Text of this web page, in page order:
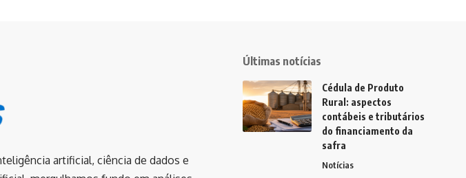
artificial, ciência de dados e
Últimas notícias
Cédula de Produto
Rural: aspectos
contábeis e tributários
do financiamento da
safra
Notícias